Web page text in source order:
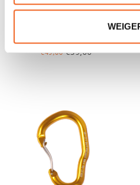
H.F. WERPLIJN COMPACT
€49,00€39,00